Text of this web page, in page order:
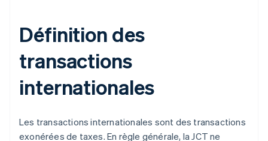
Définition des
transactions
internationales
Les transactions internationales sont des transactions
exonérées de taxes. En règle générale, la JCT ne